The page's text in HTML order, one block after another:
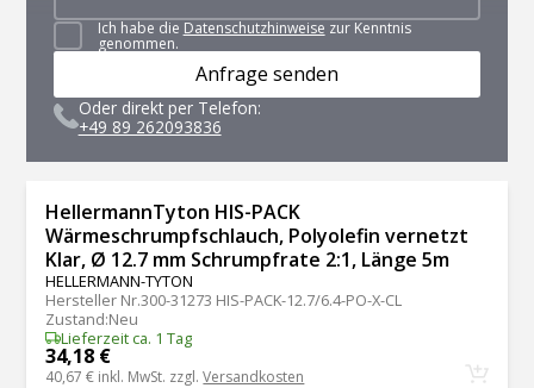
Ich habe die Datenschutzhinweise zur Kenntnis
genommen.
Anfrage senden
Oder direkt per Telefon:
+49 89 262093836
HellermannTyton HIS-PACK
Wärmeschrumpfschlauch, Polyolefin vernetzt
Klar, Ø 12.7 mm Schrumpfrate 2:1, Länge 5m
HELLERMANN-TYTON
Hersteller Nr.300-31273 HIS-PACK-12.7/6.4-PO-X-CL
Zustand:Neu
Lieferzeit ca. 1 Tag
34,18 €
40,67 € inkl. MwSt. zzgl.Versandkosten